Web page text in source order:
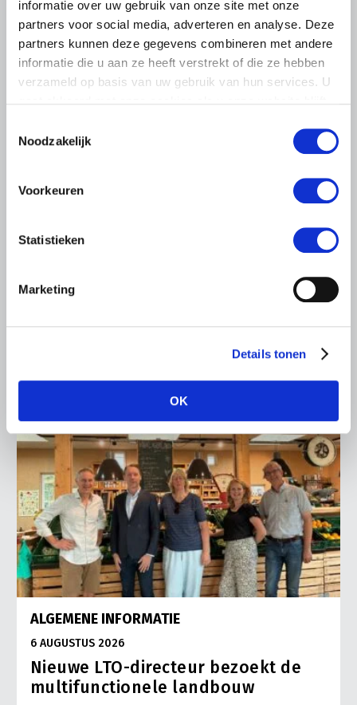
informatie over uw gebruik van onze site met onze
partners voor social media, adverteren en analyse. Deze
partners kunnen deze gegevens combineren met andere
informatie die u aan ze heeft verstrekt of die ze hebben
verzameld op basis van uw gebruik van hun services. U
Noodzakelijk
Voorkeuren
Statistieken
Marketing
Details tonen
OK
bezoekt melkveehouderij in
LTO Nederland ontving gisteren Tweede Kamerlid
Ronald Oenema op het melkveebedrijf van Jolmer de
Vries in It Heidenskip.
ALGEMENE INFORMATIE
6 AUGUSTUS 2026
Nieuwe LTO-directeur bezoekt de
multifunctionele landbouw